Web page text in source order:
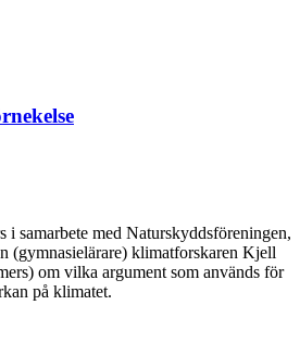
i samarbete med Naturskyddsföreningen,
(gymnasielärare) klimatforskaren Kjell
om vilka argument som används för
på klimatet.